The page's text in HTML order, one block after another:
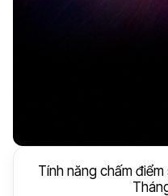
Tính năng chấm